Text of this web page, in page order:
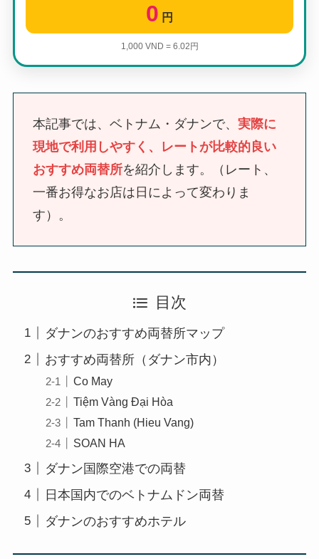
0 円
1,000 VND = 6.02円
本記事では、ベトナム・ダナンで、 実際に
現地で利用しやすく、レートが比較的良い
おすすめ両替所を紹介します。（レート、
一番お得なお店は日によって変わりま
す）。
目次
ダナンのおすすめ両替所マップ
おすすめ両替所（ダナン市内）
Co May
Tiệm Vàng Đại Hòa
Tam Thanh (Hieu Vang)
SOAN HA
ダナン国際空港での両替
日本国内でのベトナムドン両替
ダナンのおすすめホテル